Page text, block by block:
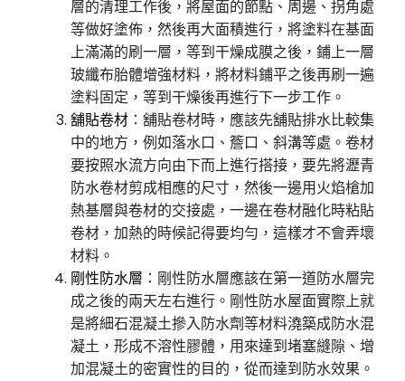
層的清理工作後，將屋面的節點、周邊、拐角處
等做好塗佈，然後再大面積進行，將塗料在基面
上滿滿的刷一層，等到干燥成膜之後，鋪上一層
玻纖布胎體增強材料，將材料鋪平之後再刷一遍
塗料固定，等到干燥後再進行下一步工作。
舖貼卷材 ：舖貼卷材時，應該先舖貼排水比較集
中的地方，例如落水口、簷口、斜溝等處。卷材
要按照水流方向由下而上進行搭接，要先將瀝青
防水卷材剪成相應的尺寸，然後一邊用火焰槍加
熱基層與卷材的交接處，一邊在卷材融化時粘貼
卷材，加熱的時候記得要均勻，這樣才不會弄壞
材料。
剛性防水層 ：剛性防水層應該在第一道防水層完
成之後的兩天左右進行。剛性防水屋面實際上就
是將細石混凝土摻入防水劑等材料澆築成防水混
凝土，形成不溶性膠體，用來達到堵塞縫隙、增
加混凝土的密實性的目的，從而達到防水效果。